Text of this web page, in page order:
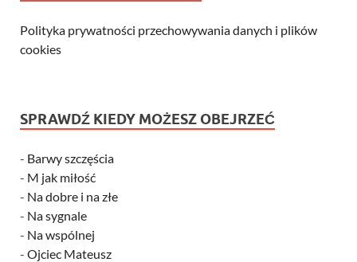
Polityka prywatności przechowywania danych i plików
cookies
SPRAWDŹ KIEDY MOŻESZ OBEJRZEĆ
- Barwy szczęścia
- M jak miłość
- Na dobre i na złe
- Na sygnale
- Na wspólnej
- Ojciec Mateusz